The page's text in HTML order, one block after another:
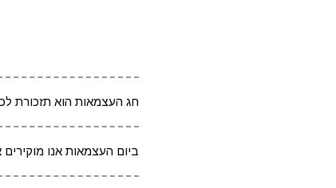
חג העצמאות הוא תזכורת
ביום העצמאות אנו